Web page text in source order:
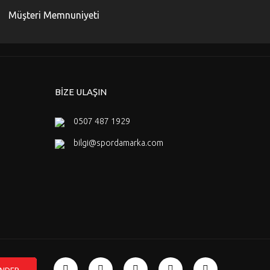
Müşteri Memnuniyeti
BİZE ULAŞIN
0507 487 1929
bilgi@spordamarka.com